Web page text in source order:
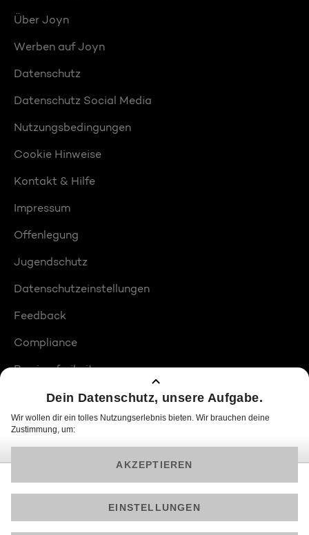
Über Joyn
Werben auf Joyn
Datenschutz
Datenschutz Social Media
Nutzungsbedingungen
Cookie Hinweise
Kontakt & Hilfe
Impressum
Offenlegung
Jugendschutz
Datenschutzeinstellungen
Feedback
Compliance
Barrierefreiheit
Produktplatzierungen